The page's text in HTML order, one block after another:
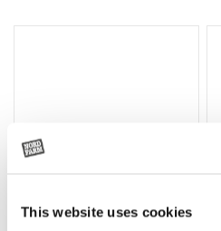
This website uses cookies